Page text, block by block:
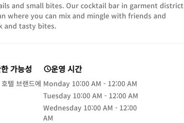
and small bites. Our cocktail bar in garment district
where you can mix and mingle with friends and
and tasty bites.
가능성
텔 브랜드에
운영 시간
Monday 10:00 AM - 12:00 AM
Tuesday 10:00 AM - 12:00 AM
Wednesday 10:00 AM - 12:00
AM